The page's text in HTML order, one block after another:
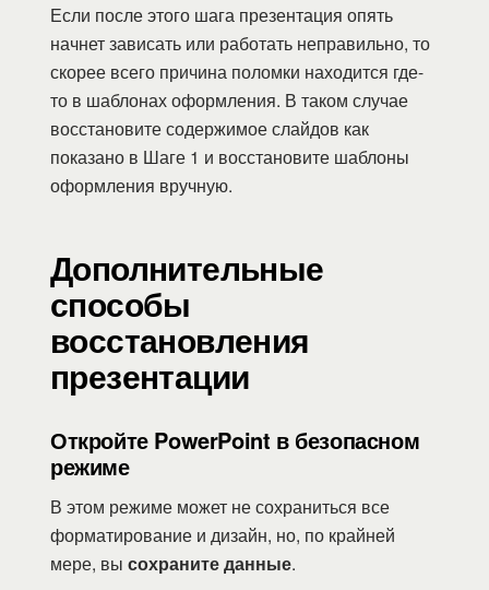
Если после этого шага презентация опять
начнет зависать или работать неправильно, то
скорее всего причина поломки находится где-
то в шаблонах оформления. В таком случае
восстановите содержимое слайдов как
показано в Шаге 1 и восстановите шаблоны
оформления вручную.
Дополнительные
способы
восстановления
презентации
Откройте PowerPoint в безопасном
режиме
В этом режиме может не сохраниться все
форматирование и дизайн, но, по крайней
мере, вы сохраните данные.